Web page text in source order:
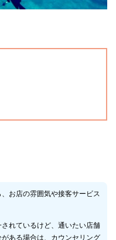
お店の雰囲気や接客サービス
れているけど、通いたい店舗
ある場合は、カウンセリング